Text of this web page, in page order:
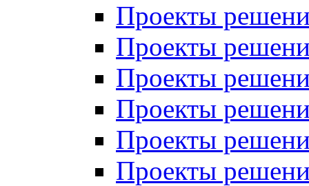
Проекты
Проекты
Проекты
Проекты
Проекты
Проекты